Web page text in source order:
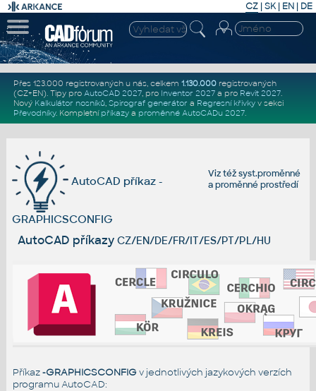
CZ | SK| EN | DE
Přes 123.000 registrovaných u nás, celkem 1.130.000registrovaných
(CZ+EN). Tipy pro AutoCAD 2027, pro Inventor 2027a pro Revit 2027.
Nový Kalkulátor nosníků, Spirograf generátor a Regresní křivkyv sekci
Převodníky. Kompletní příkazya proměnné AutoCADu 2027.
Viz téžsyst.proměnné
aproměnné prostředí
AutoCAD příkaz -
GRAPHICSCONFIG
AutoCAD příkazy CZ/EN/DE/FR/IT/ES/PT/PL/HU
Příkaz-GRAPHICSCONFIGv jednotlivých jazykových verzích
programu AutoCAD: